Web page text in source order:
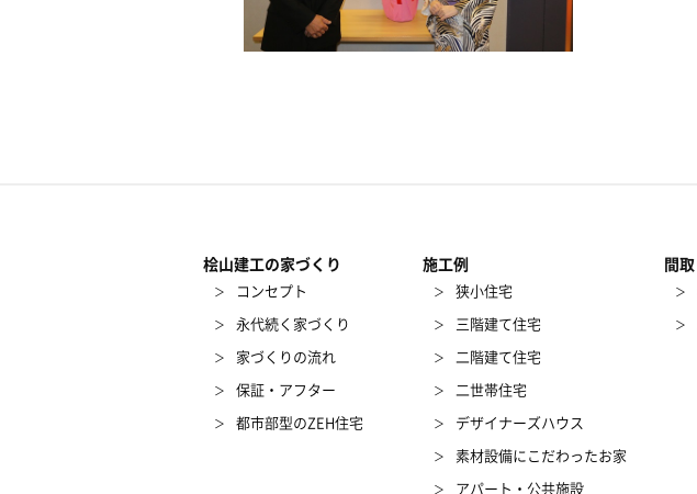
桧山建工の家づくり
コンセプト
永代続く家づくり
家づくりの流れ
保証・アフター
都市部型のZEH住宅
施工例
狭小住宅
三階建て住宅
二階建て住宅
二世帯住宅
デザイナーズハウス
素材設備にこだわったお家
アパート・公共施設
間